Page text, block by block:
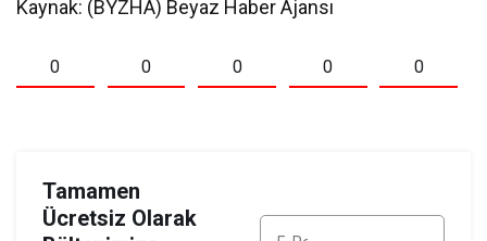
Kaynak: (BYZHA) Beyaz Haber Ajansı
0 0 0 0 0
Tamamen
Ücretsiz Olarak